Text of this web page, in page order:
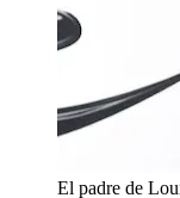
El padre de